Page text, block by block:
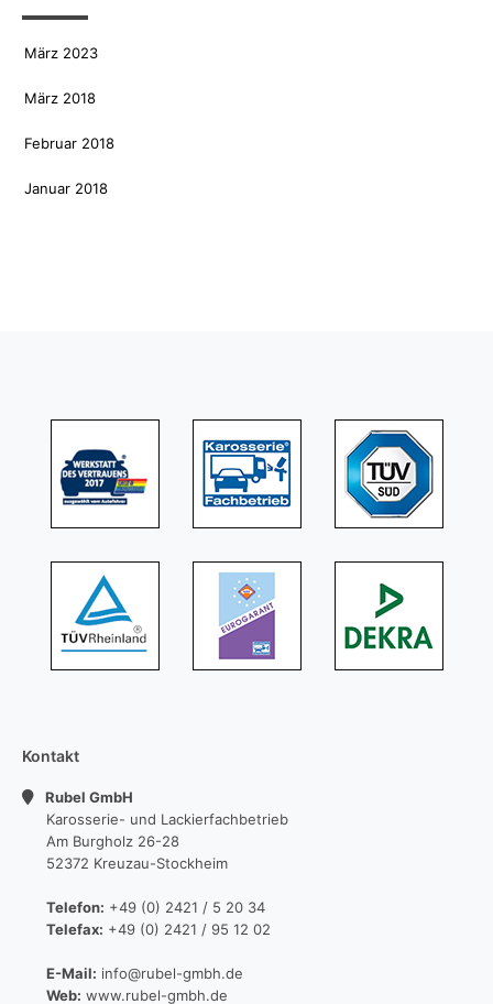
März 2023
März 2018
Februar 2018
Januar 2018
Kontakt
Rubel GmbH
Karosserie- und Lackierfachbetrieb
Am Burgholz 26-28
52372 Kreuzau-Stockheim
Telefon: +49 (0) 2421 / 5 20 34
Telefax: +49 (0) 2421 / 95 12 02
E-Mail: info@rubel-gmbh.de
Web: www.rubel-gmbh.de